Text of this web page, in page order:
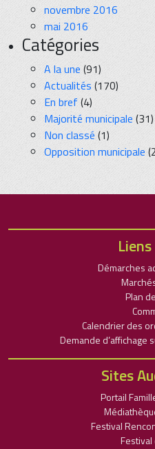
novembre 2016
mai 2016
Catégories
A la une (91)
Actualités (170)
En bref (4)
Majorité municipale (31)
Non classé (1)
Opposition municipale
Démarches
Plan
Calendrier des
Demande d’affichage
Sites
Portail
Festival
Festival